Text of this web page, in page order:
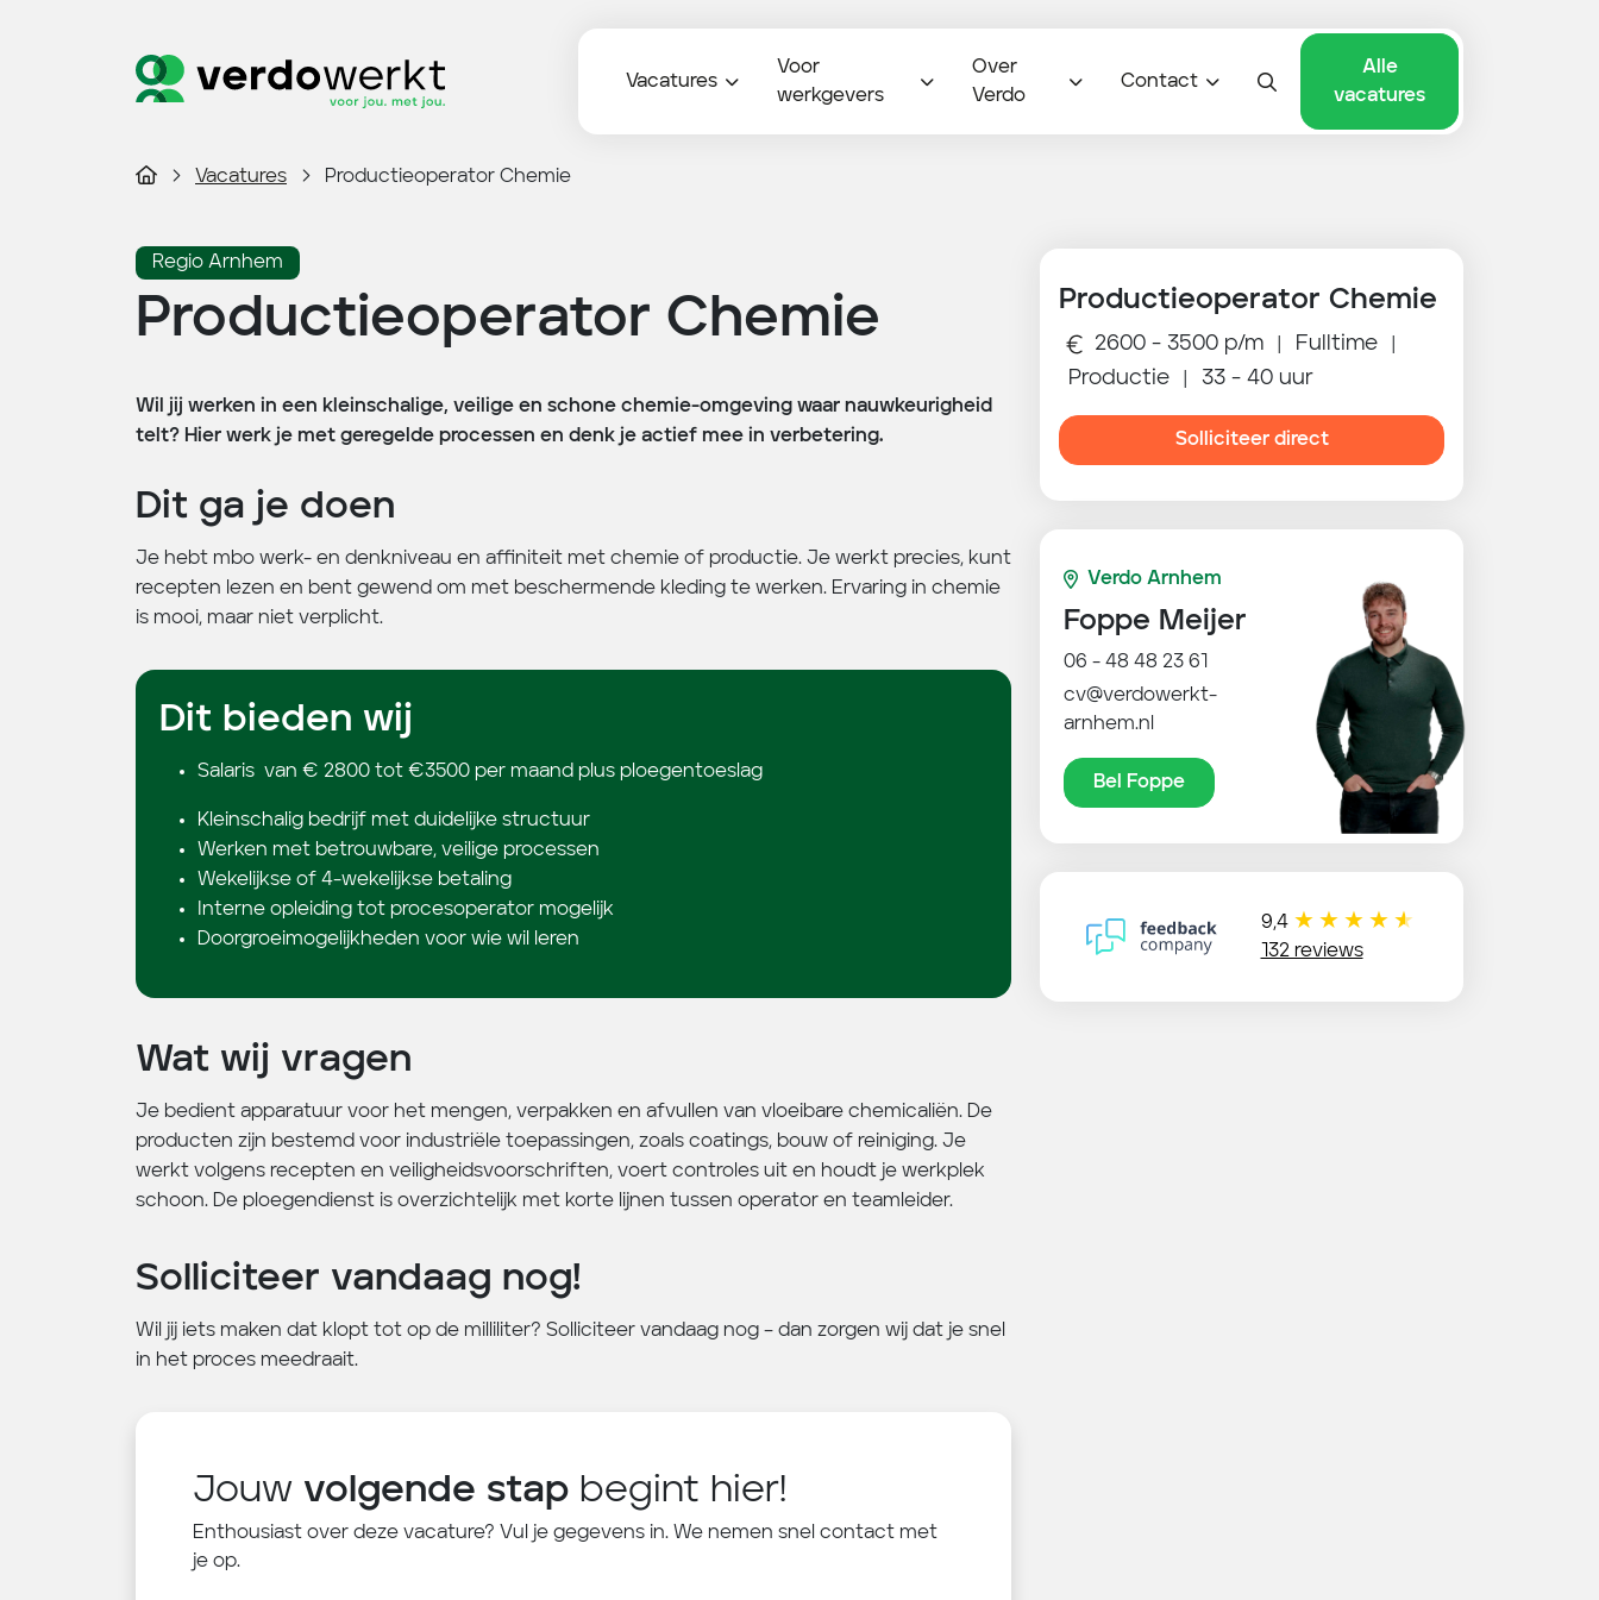
Vacatures
Voor
werkgevers
Over
Verdo
Contact
Alle
vacatures
Vacatures Productieoperator Chemie
Regio Arnhem
Productieoperator Chemie
Wil jij werken in een kleinschalige, veilige en schone chemie-omgeving waar nauwkeurigheid
telt? Hier werk je met geregelde processen en denk je actief mee in verbetering.
Dit ga je doen
Je hebt mbo werk- en denkniveau en affiniteit met chemie of productie. Je werkt precies, kunt
recepten lezen en bent gewend om met beschermende kleding te werken. Ervaring in chemie
is mooi, maar niet verplicht.
Dit bieden wij
Salaris van € 2800 tot €3500 per maand plus ploegentoeslag
Kleinschalig bedrijf met duidelijke structuur
Werken met betrouwbare, veilige processen
Wekelijkse of 4-wekelijkse betaling
Interne opleiding tot procesoperator mogelijk
Doorgroeimogelijkheden voor wie wil leren
Wat wij vragen
Je bedient apparatuur voor het mengen, verpakken en afvullen van vloeibare chemicaliën. De
producten zijn bestemd voor industriële toepassingen, zoals coatings, bouw of reiniging. Je
werkt volgens recepten en veiligheidsvoorschriften, voert controles uit en houdt je werkplek
schoon. De ploegendienst is overzichtelijk met korte lijnen tussen operator en teamleider.
Solliciteer vandaag nog!
Wil jij iets maken dat klopt tot op de milliliter? Solliciteer vandaag nog – dan zorgen wij dat je snel
in het proces meedraait.
Jouw volgende stap begint hier!
Enthousiast over deze vacature? Vul je gegevens in. We nemen snel contact met
je op.
Productieoperator Chemie
2600 - 3500 p/m Fulltime
Productie 33 - 40 uur
Solliciteer direct
Verdo Arnhem
Foppe Meijer
06 - 48 48 23 61
cv@verdowerkt-
arnhem.nl
Bel Foppe
9,4
132 reviews